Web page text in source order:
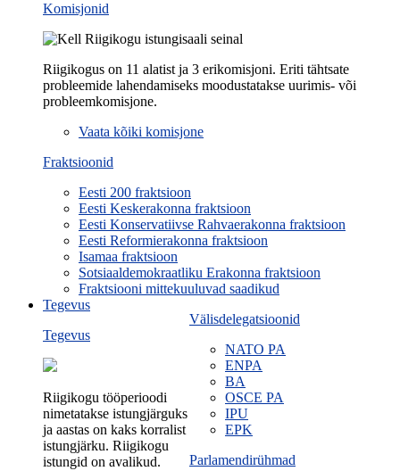
Komisjonid
Riigikogus on 11 alatist ja 3 erikomisjoni. Eriti tähtsate
probleemide lahendamiseks moodustatakse uurimis- või
probleemkomisjone.
Vaata kõiki komisjone
Fraktsioonid
Eesti 200 fraktsioon
Eesti Keskerakonna fraktsioon
Eesti Konservatiivse Rahvaerakonna fraktsioon
Eesti Reformierakonna fraktsioon
Isamaa fraktsioon
Sotsiaaldemokraatliku Erakonna fraktsioon
Fraktsiooni mittekuuluvad saadikud
Välisdelegatsioonid
NATO PA
ENPA
BA
OSCE PA
IPU
EPK
Parlamendirühmad
Tegevus
Tegevus
Riigikogu tööperioodi
nimetatakse istungjärguks
ja aastas on kaks korralist
istungjärku. Riigikogu
istungid on avalikud.